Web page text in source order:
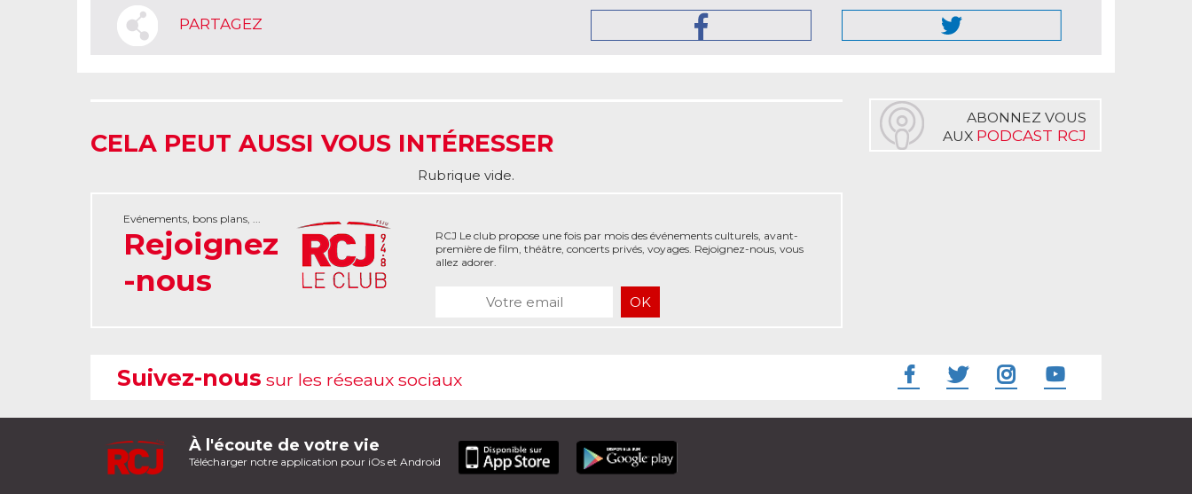
PARTAGEZ
CELA PEUT AUSSI VOUS INTÉRESSER
Rubrique vide.
Evénements, bons plans, ...
Rejoignez
-nous
RCJ Le club propose une fois par mois des événements culturels, avant-
première de film, théâtre, concerts privés, voyages. Rejoignez-nous, vous
allez adorer.
ABONNEZ VOUS
AUX PODCAST RCJ
Suivez-nous sur les réseaux sociaux
À l'écoute de votre vie
Télécharger notre application pour iOs et Android